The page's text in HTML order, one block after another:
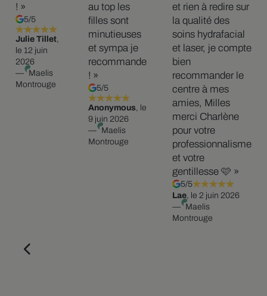
! »
5/5
Julie Tillet,
le 12 juin
2026
— Maelis
Montrouge
au top les
filles sont
minutieuses
et sympa je
recommande
! »
5/5
Anonymous, le
9 juin 2026
— Maelis
Montrouge
et rien à redire sur
la qualité des
soins hydrafacial
et laser, je compte
bien
recommander le
centre à mes
amies, Milles
merci Charlène
pour votre
professionnalisme
et votre
gentillesse 🩷 »
5/5
Lae, le 2 juin 2026
— Maelis
Montrouge